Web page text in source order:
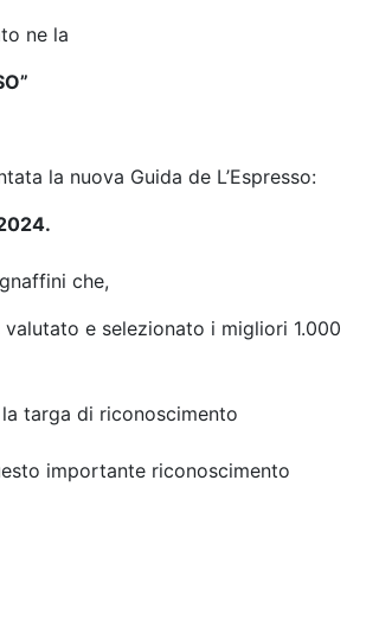
ne la
la nuova Guida de L’Espresso:
che,
e selezionato i migliori 1.000
targa di riconoscimento
importante riconoscimento